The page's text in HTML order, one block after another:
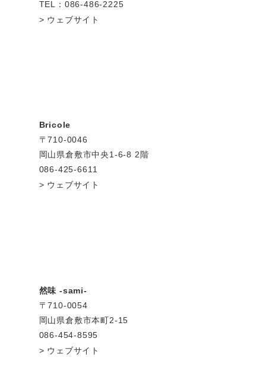
TEL：086-486-2225
ウェブサイト
Bricole
〒710-0046
岡山県倉敷市中央1-6-8 2階
086-425-6611
ウェブサイト
然味 -sami-
〒710-0054
岡山県倉敷市本町2-15
086-454-8595
ウェブサイト